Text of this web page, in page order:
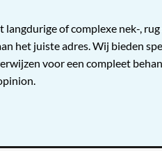
langdurige of complexe nek-,
het juiste adres. Wij bieden
voor een compleet